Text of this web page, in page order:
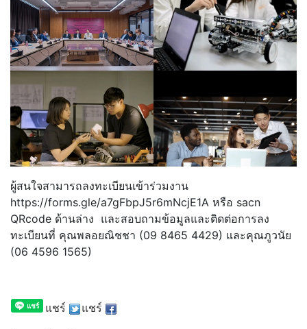
ผู้สนใจสามารถลงทะเบียนเข้าร่วมงาน
https://forms.gle/a7gFbpJ5r6mNcjE1A หรือ sacn
QRcode ด้านล่าง และสอบถามข้อมูลและติดต่อการลง
ทะเบียนที่ คุณพลอยณิชชา (09 8465 4429) และคุณภูวนัย
(06 4596 1565)
แชร์ แชร์